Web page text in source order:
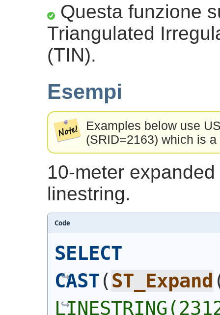
Questa funzione
Triangulated
(TIN).
Esempi
Examples below use
(SRID=2163) which is
10-meter
linestring.
Code
SELECT
CAST ( ST_Expand